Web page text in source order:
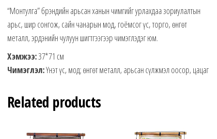
“Монтулга” брэндийн арьсан ханын чимгийг урлахдаа зориулалтын
арьс, шир сонгож, сайн чанарын мод, гоёмсог үс, торго, өнгөт
металл, эрдэнийн чулуун шигтгээгээр чимэглэдэг юм.
Хэмжээ:37*71 см
Чимэглэл:Үнэт үс, мод; өнгөт металл, арьсан сүлжмэл оосор, цацаг
Related products